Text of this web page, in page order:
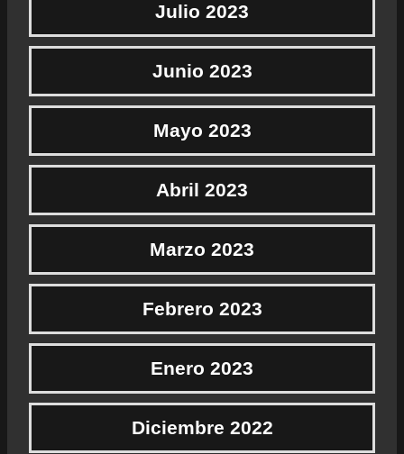
Julio 2023
Junio 2023
Mayo 2023
Abril 2023
Marzo 2023
Febrero 2023
Enero 2023
Diciembre 2022